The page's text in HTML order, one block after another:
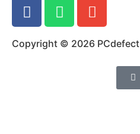
Copyright © 2026 PCdefect